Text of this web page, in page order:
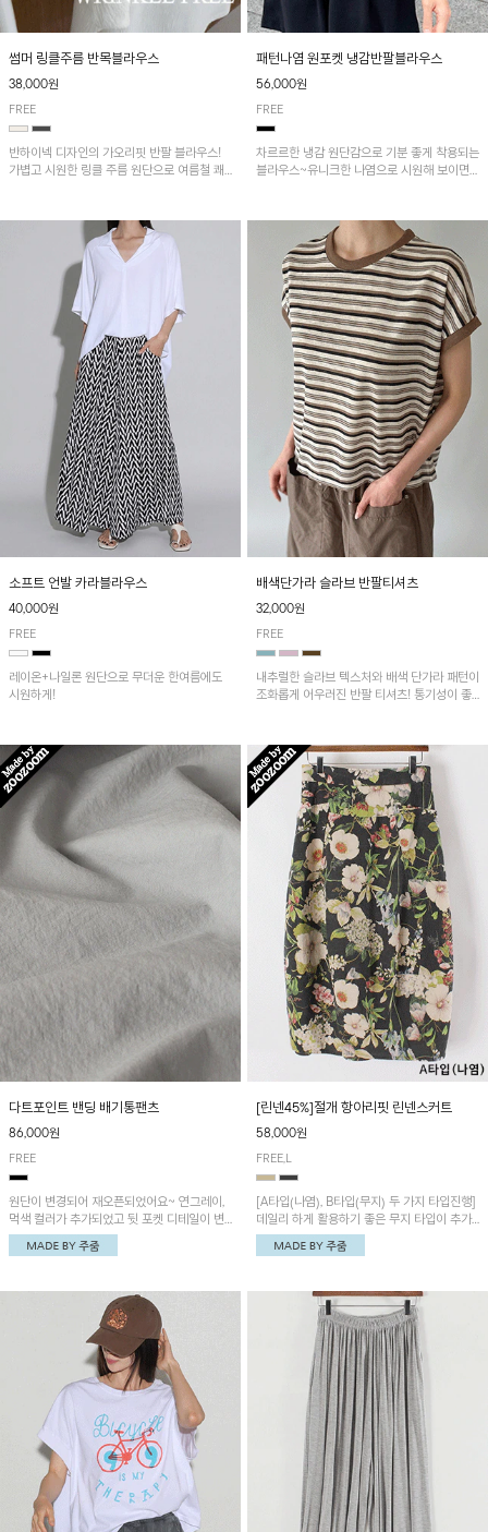
썸머 링클주름 반목블라우스
38,000원
FREE
반하이넥 디자인의 가오리핏 반팔 블라우스!
가볍고 시원한 링클 주름 원단으로 여름철 쾌
패턴나염 원포켓 냉감반팔블라우스
56,000원
FREE
차르르한 냉감 원단감으로 기분 좋게 착용되는
블라우스~유니크한 나염으로 시원해 보이면
소프트 언발 카라블라우스
40,000원
FREE
레이온+나일론 원단으로 무더운 한여름에도
시원하게!
배색단가라 슬라브 반팔티셔츠
32,000원
FREE
내추럴한 슬라브 텍스처와 배색 단가라 패턴이
조화롭게 어우러진 반팔 티셔츠! 통기성이 좋
다트포인트 밴딩 배기통팬츠
86,000원
FREE
원단이 변경되어 재오픈되었어요~ 연그레이,
먹색 컬러가 추가되었고 뒷 포켓 디테일이 변
경되었습니다~가볍고 시원하게 착용되는 배
기통팬츠! 허리밴딩과 여유로운 통으로 편안해
[린넨45%]절개 항아리핏 린넨스커트
58,000원
FREE,L
[A타입(나염), B타입(무지) 두 가지 타입진행]
데일리 하게 활용하기 좋은 무지 타입이 추가
되었어요~ 볼륨감 있는 항아리핏 실루엣이 유
니크하며 포켓디테일이 POINT!